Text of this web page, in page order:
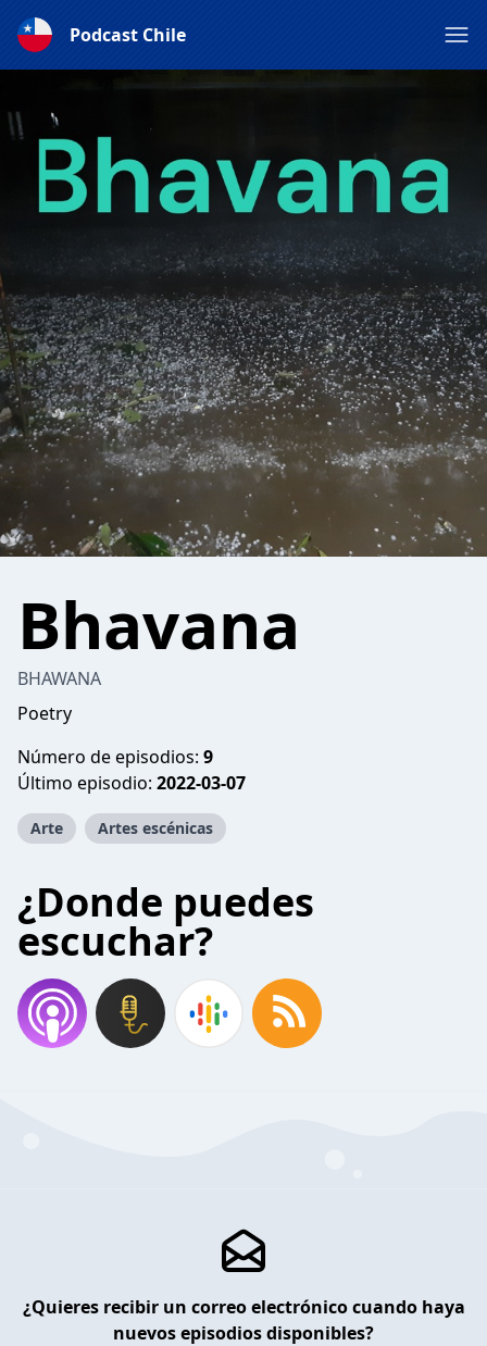
Podcast Chile
Bhavana
BHAWANA
Poetry
Número de episodios: 9
Último episodio: 2022-03-07
Arte Artes escénicas
¿Donde puedes
escuchar?
¿Quieres recibir un correo electrónico cuando haya
nuevos episodios disponibles?